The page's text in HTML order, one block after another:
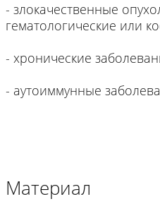
- злокачественные
гематологические или
- хронические
- аутоиммунные
Материал